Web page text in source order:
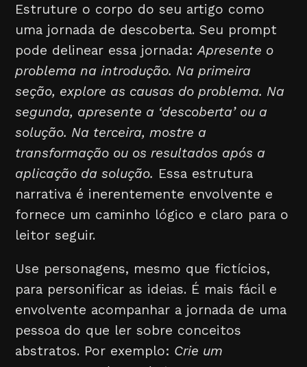
Estruture o corpo do seu artigo como
uma jornada de descoberta. Seu prompt
pode delinear essa jornada:Apresente o
problema na introdução. Na primeira
seção, explore as causas do problema. Na
segunda, apresente a ‘descoberta’ ou a
solução. Na terceira, mostre a
transformação ou os resultados após a
aplicação da solução. Essa estrutura
narrativa é inerentemente envolvente e
fornece um caminho lógico e claro para o
leitor seguir.
Use personagens, mesmo que fictícios,
para personificar as ideias. É mais fácil e
envolvente acompanhar a jornada de uma
pessoa do que ler sobre conceitos
abstratos. Por exemplo: Crie um